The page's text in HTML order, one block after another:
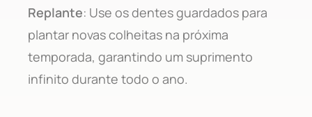
Replante: Use os dentes guardados para
plantar novas colheitas na próxima
temporada, garantindo um suprimento
infinito durante todo o ano.